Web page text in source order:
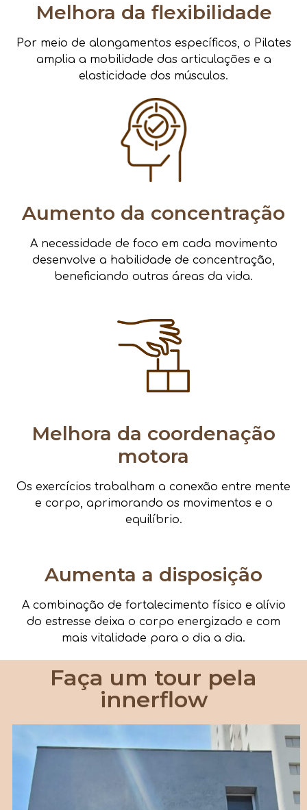
Melhora da flexibilidade
Por meio de alongamentos específicos, o Pilates
amplia a mobilidade das articulações e a
elasticidade dos músculos.
Aumento da concentração
A necessidade de foco em cada movimento
desenvolve a habilidade de concentração,
beneficiando outras áreas da vida.
Melhora da coordenação
motora
Os exercícios trabalham a conexão entre mente
e corpo, aprimorando os movimentos e o
equilíbrio.
Aumenta a disposição
A combinação de fortalecimento físico e alívio
do estresse deixa o corpo energizado e com
mais vitalidade para o dia a dia.
Faça um tour pela
innerflow